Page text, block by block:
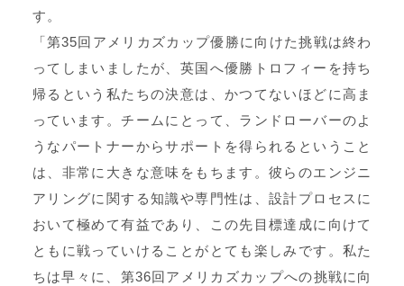
す。
「第35回アメリカズカップ優勝に向けた挑戦は終わ
ってしまいましたが、英国へ優勝トロフィーを持ち
帰るという私たちの決意は、かつてないほどに高ま
っています。チームにとって、ランドローバーのよ
うなパートナーからサポートを得られるということ
は、非常に大きな意味をもちます。彼らのエンジニ
アリングに関する知識や専門性は、設計プロセスに
おいて極めて有益であり、この先目標達成に向けて
ともに戦っていけることがとても楽しみです。私た
ちは早々に、第36回アメリカズカップへの挑戦に向